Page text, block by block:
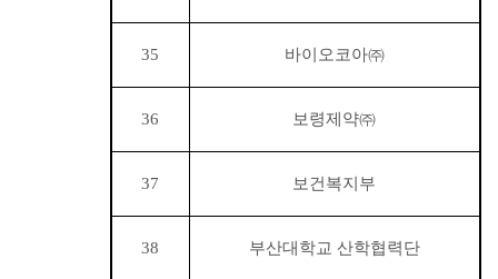
35 바이오코아㈜
36 보령제약㈜
37 보건복지부
38 부산대학교 산학협력단